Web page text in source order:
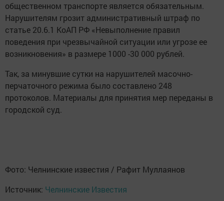
общественном транспорте является обязательным.
Нарушителям грозит административный штраф по
статье 20.6.1 КоАП РФ «Невыполнение правил
поведения при чрезвычайной ситуации или угрозе ее
возникновения» в размере 1000 -30 000 рублей.
Так, за минувшие сутки на нарушителей масочно-
перчаточного режима было составлено 248
протоколов. Материалы для принятия мер переданы в
городской суд.
Фото: Челнинские известия / Рафит Муллаянов
Источник: Челнинские Известия